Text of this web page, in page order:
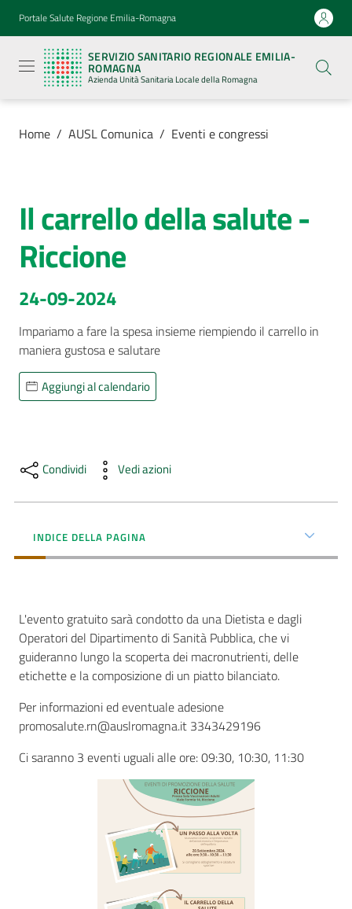
Vai al contenuto
Vai alla navigazione
Vai al footer
Portale Salute Regione Emilia-Romagna
SERVIZIO SANITARIO REGIONALE EMILIA-
ROMAGNA
Azienda Unità Sanitaria Locale della Romagna
Sanitario
Regionale
Emilia-
Romagna
Azienda
Sanitaria
Locale della
Azienda
Servizi
Luoghi
di
cura
AUSL
Comunica
dei
Servizi
a...
Bandi
e
Concorsi
Home / AUSL Comunica / Eventi e congressi
Salta al contenuto
Il carrello della salute -
Riccione
24-09-2024
Impariamo a fare la spesa insieme riempiendo il carrello in
maniera gustosa e salutare
Aggiungi al calendario
Condividi Vedi azioni
INDICE DELLA PAGINA
L'evento gratuito sarà condotto da una Dietista e dagli
Operatori del Dipartimento di Sanità Pubblica, che vi
guideranno lungo la scoperta dei macronutrienti, delle
etichette e la composizione di un piatto bilanciato.
Per informazioni ed eventuale adesione
promosalute.rn@auslromagna.it 3343429196
Ci saranno 3 eventi uguali alle ore: 09:30, 10:30, 11:30